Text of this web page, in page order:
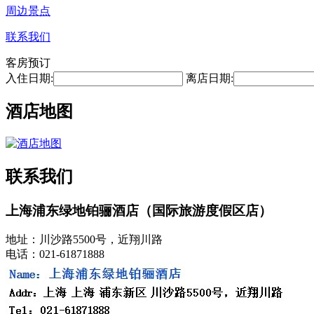
周边景点
联系我们
客房预订
入住日期:
离店日期:
酒店地图
联系我们
上海浦东绿地铂骊酒店（国际旅游度假区店）
地址：川沙路5500号，近翔川路
电话：021-61871888